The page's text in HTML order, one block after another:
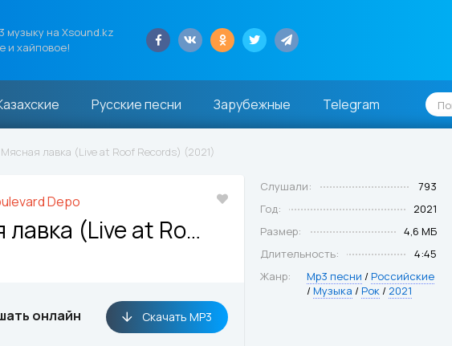
музыку на Xsound.kz
и хайповое!
Русские песни Зарубежные Telegram
лавка (Live at Roof Records) (2021)
Depo
Мясная лавка (Live at Roof Records)
онлайн Скачать MP3
Слушали:
793
Год:
2021
Размер:
4,6 МБ
Длительность:
4:45
Жанр:
Mp3 песни / Российские
/ Музыка / Рок / 2021